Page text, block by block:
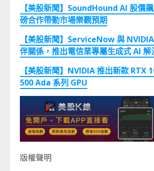
【美股新聞】SoundHound AI 股價
磅合作帶動市場樂觀預期
【美股新聞】ServiceNow與 NVIDIA
伴關係，推出電信業專屬生成式 AI 解
【美股新聞】NVIDIA推出新款 RTX
500 Ada 系列 GPU
版權聲明